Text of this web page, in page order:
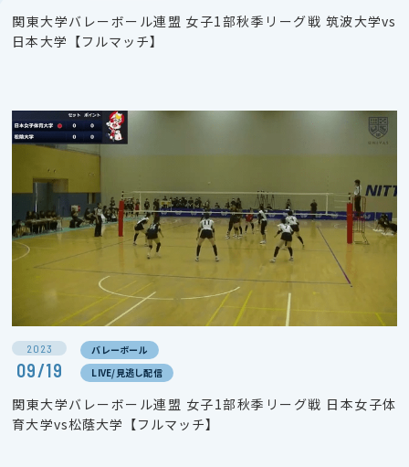
関東大学バレーボール連盟 女子1部秋季リーグ戦 筑波大学vs
日本大学【フルマッチ】
2023
09/19
バレーボール
LIVE/見逃し配信
関東大学バレーボール連盟 女子1部秋季リーグ戦 日本女子体
育大学vs松蔭大学【フルマッチ】